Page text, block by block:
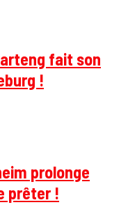
fait son
!
prolonge
prêter !